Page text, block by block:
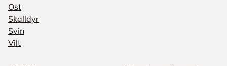
Ost
Skalldyr
Svin
Vilt